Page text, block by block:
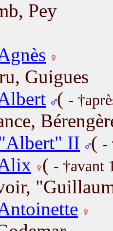
Pey
Guigues
( -
II ( -
( - †avant